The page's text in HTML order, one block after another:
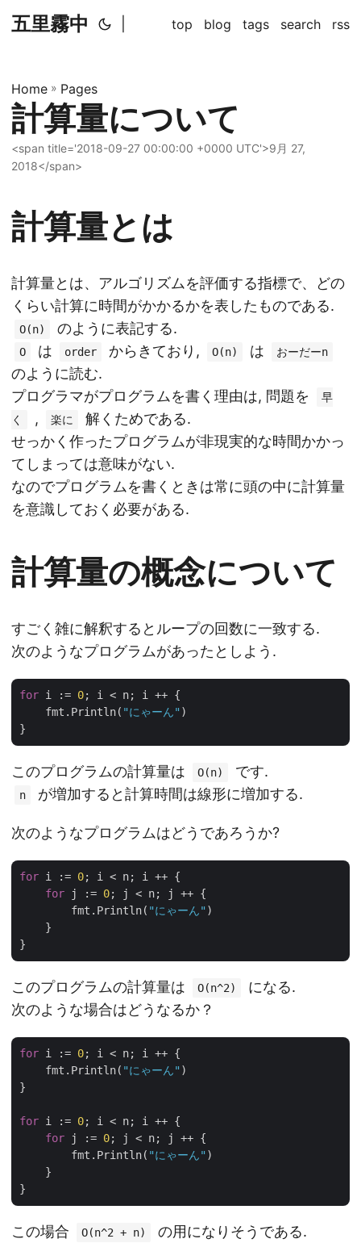
五里霧中 top blog tags search rss
Home » Pages
計算量について
<span title='2018-09-27 00:00:00 +0000 UTC'>9月 27,
2018</span>
計算量とは
計算量とは、アルゴリズムを評価する指標で、どの
くらい計算に時間がかかるかを表したものである.
O(n) のように表記する.
O は order からきており, O(n) は おーだーn
のように読む.
プログラマがプログラムを書く理由は, 問題を
早
く
, 楽に
解くためである.
せっかく作ったプログラムが非現実的な時間かかっ
てしまっては意味がない.
なのでプログラムを書くときは常に頭の中に計算量
を意識しておく必要がある.
計算量の概念について
すごく雑に解釈するとループの回数に一致する.
次のようなプログラムがあったとしよう.
for i := 0; i < n; i ++ {
    fmt.Println(
"にゃーん" )
このプログラムの計算量は O(n) です.
n が増加すると計算時間は線形に増加する.
次のようなプログラムはどうであろうか?
for i := 0; i < n; i ++ {
for j := 0; j < n; j ++ {
        fmt.Println(
"にゃーん" )
    }
このプログラムの計算量は O(n^2)
になる.
次のような場合はどうなるか？
for i := 0; i < n; i ++ {
    fmt.Println(
"にゃーん" )
}
for i := 0; i < n; i ++ {
for j := 0; j < n; j ++ {
        fmt.Println(
"にゃーん" )
    }
この場合 O(n^2 + n)
の用になりそうである.